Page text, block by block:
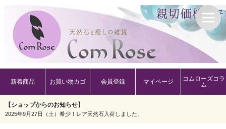
新着商品 お買い物カゴ 会員登録 マイページ
コムローズコラ
ム
【ショップからのお知らせ】
2025年9月27日（土）希少！レア天然石入荷しました。